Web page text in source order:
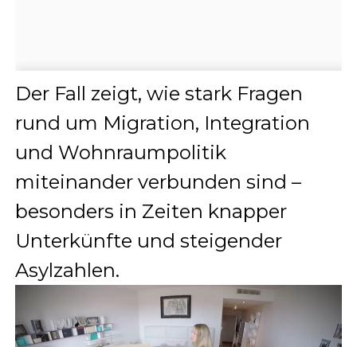
Der Fall zeigt, wie stark Fragen
rund um Migration, Integration
und Wohnraumpolitik
miteinander verbunden sind –
besonders in Zeiten knapper
Unterkünfte und steigender
Asylzahlen.